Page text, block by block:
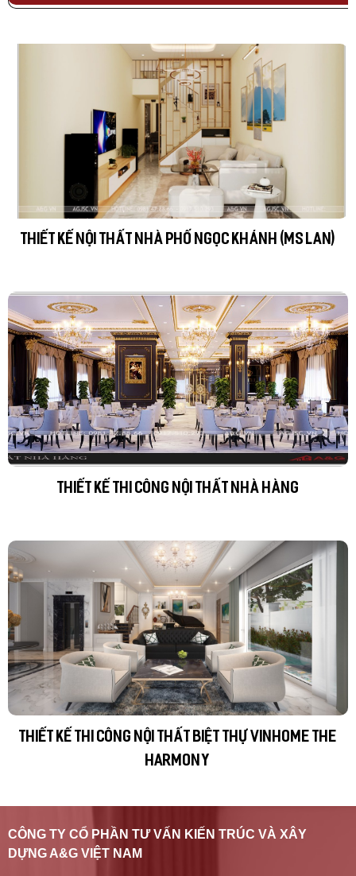
THIẾT KẾ NỘI THẤT NHÀ PHỐ NGỌC KHÁNH (MS LAN)
THIẾT KẾ THI CÔNG NỘI THẤT NHÀ HÀNG
THIẾT KẾ THI CÔNG NỘI THẤT BIỆT THỰ VINHOME THE
HARMONY
CÔNG TY CỔ PHẦN TƯ VẤN KIẾN TRÚC VÀ XÂY
DỰNG A&G VIỆT NAM